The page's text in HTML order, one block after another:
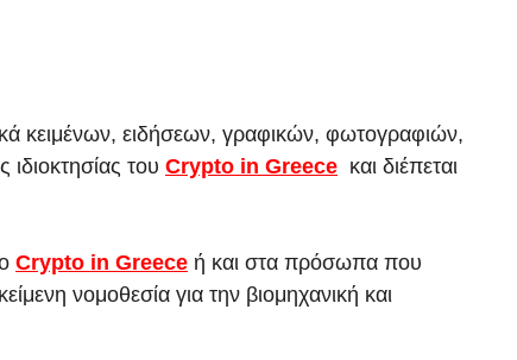
κειμένων, ειδήσεων, γραφικών, φωτογραφιών,
του Crypto in Greece και διέπεται
Crypto in Greece ή και στα πρόσωπα που
νομοθεσία για την βιομηχανική και